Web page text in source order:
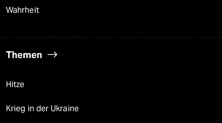
Wahrheit
Themen
Hitze
Krieg in der Ukraine